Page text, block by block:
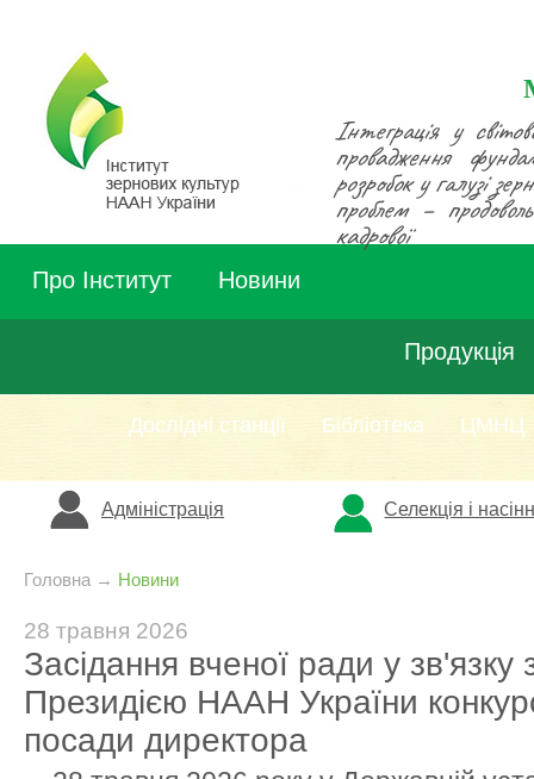
Інтеграція у
провадження
розробок у галузі
проблем –
кадрової
Про Інститут Новини
Продукція
Дослідні станції Бібліотека ЦМНЦ
Адміністрація Селекція і
Головна → Новини
28 травня 2026
Засідання вченої ради у
Президією НААН України
посади директора